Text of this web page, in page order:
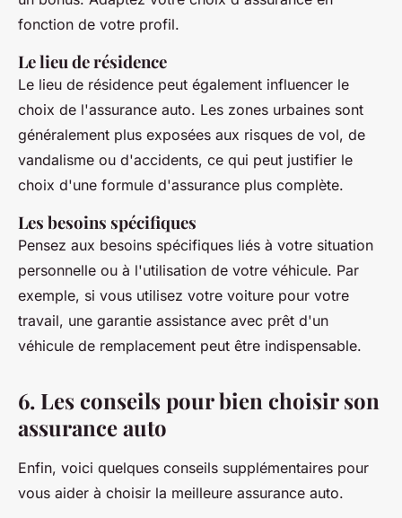
fonction de votre profil.
Le lieu de résidence
Le lieu de résidence peut également influencer le
choix de l'assurance auto. Les zones urbaines sont
généralement plus exposées aux risques de vol, de
vandalisme ou d'accidents, ce qui peut justifier le
choix d'une formule d'assurance plus complète.
Les besoins spécifiques
Pensez aux besoins spécifiques liés à votre situation
personnelle ou à l'utilisation de votre véhicule. Par
exemple, si vous utilisez votre voiture pour votre
travail, une garantie assistance avec prêt d'un
véhicule de remplacement peut être indispensable.
6. Les conseils pour bien choisir son
assurance auto
Enfin, voici quelques conseils supplémentaires pour
vous aider à choisir la meilleure assurance auto.